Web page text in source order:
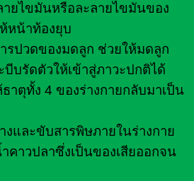
ายไขมันหรือละลายไขมันของ
หน้าท้องยุบ
รปวดของมดลูก ช่วยให้มดลูก
บีบรัดตัวให้เข้าสู่ภาวะปกติได้
าตุทั้ง 4 ของร่างกายกลับมาเป็น
และขับสารพิษภายในร่างกาย
าวปลาซึ่งเป็นของเสียออกจน